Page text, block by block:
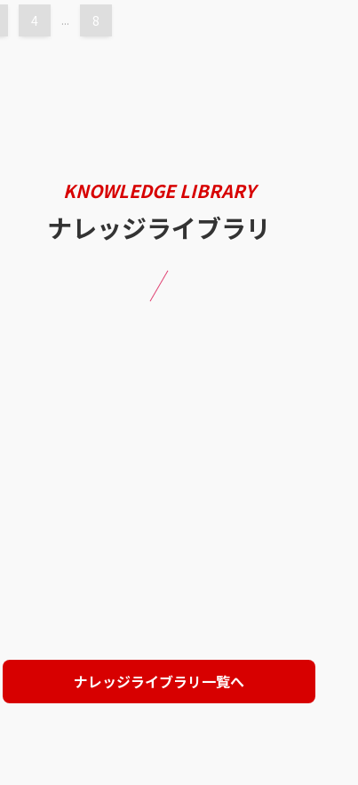
4 ... 8
KNOWLEDGE LIBRARY
ナレッジライブラリ
ナレッジライブラリ一覧へ